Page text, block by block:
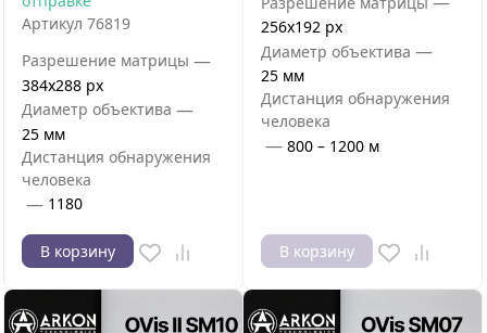
Артикул 76819
Разрешение матрицы —
384x288 px
Диаметр объектива —
25 мм
Дистанция обнаружения
человека
— 1180
В корзину
256x192 px
Диаметр объектива —
25 мм
Дистанция обнаружения
человека
— 800 – 1200 м
В корзину